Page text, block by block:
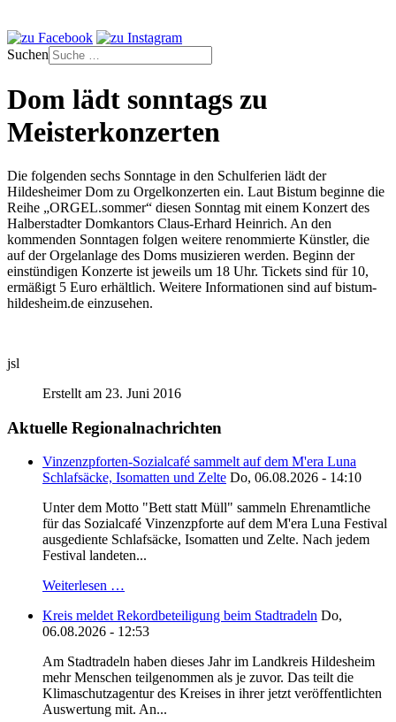
Suchen
Dom lädt sonntags zu
Meisterkonzerten
Die folgenden sechs Sonntage in den Schulferien lädt der
Hildesheimer Dom zu Orgelkonzerten ein. Laut Bistum beginne die
Reihe „ORGEL.sommer“ diesen Sonntag mit einem Konzert des
Halberstadter Domkantors Claus-Erhard Heinrich. An den
kommenden Sonntagen folgen weitere renommierte Künstler, die
auf der Orgelanlage des Doms musizieren werden. Beginn der
einstündigen Konzerte ist jeweils um 18 Uhr. Tickets sind für 10,
ermäßigt 5 Euro erhältlich. Weitere Informationen sind auf bistum-
hildesheim.de einzusehen.
jsl
Erstellt am 23. Juni 2016
Aktuelle Regionalnachrichten
Vinzenzpforten-Sozialcafé sammelt auf dem M'era Luna
Schlafsäcke, Isomatten und Zelte Do, 06.08.2026 - 14:10
Unter dem Motto "Bett statt Müll" sammeln Ehrenamtliche
für das Sozialcafé Vinzenzpforte auf dem M'era Luna Festival
ausgediente Schlafsäcke, Isomatten und Zelte. Nach jedem
Festival landeten...
Weiterlesen …
Kreis meldet Rekordbeteiligung beim Stadtradeln Do,
06.08.2026 - 12:53
Am Stadtradeln haben dieses Jahr im Landkreis Hildesheim
mehr Menschen teilgenommen als je zuvor. Das teilt die
Klimaschutzagentur des Kreises in ihrer jetzt veröffentlichten
Auswertung mit. An...